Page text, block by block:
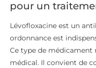
pour un
Lévofloxacine est un
ordonnance est
Ce type de médicament
médical. Il convient de